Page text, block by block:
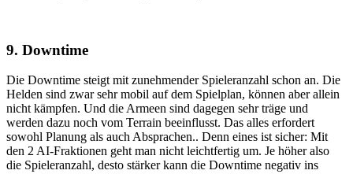
9. Downtime
Die Downtime steigt mit zunehmender Spieleranzahl schon an. Die
Helden sind zwar sehr mobil auf dem Spielplan, können aber allein
nicht kämpfen. Und die Armeen sind dagegen sehr träge und
werden dazu noch vom Terrain beeinflusst. Das alles erfordert
sowohl Planung als auch Absprachen.. Denn eines ist sicher: Mit
den 2 AI-Fraktionen geht man nicht leichtfertig um. Je höher also
die Spieleranzahl, desto stärker kann die Downtime negativ ins